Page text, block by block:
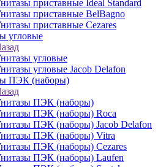
приставные Ideal Standard
приставные BelBagno
приставные Cezares
угловые
угловые
угловые Jacob Delafon
ПЭК (наборы)
ПЭК (наборы)
ПЭК (наборы) Roca
ПЭК (наборы) Jacob Delafon
ПЭК (наборы) Vitra
ПЭК (наборы) Cezares
ПЭК (наборы) Laufen